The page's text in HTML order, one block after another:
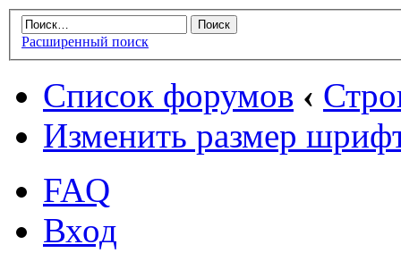
Расширенный поиск
Список форумов ‹
Изменить размер
FAQ
Вход